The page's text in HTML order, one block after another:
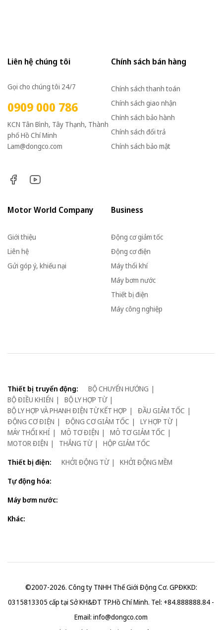
Liên hệ chúng tôi
Gọi cho chúng tôi 24/7
0909 000 786
KCN Tân Bình, Tây Thạnh, Thành
phố Hồ Chí Minh
Lam@dongco.com
Chính sách bán hàng
Chính sách thanh toán
Chính sách giao nhận
Chính sách bảo hành
Chính sách đổi trả
Chính sách bảo mật
Motor World Company
Giới thiệu
Liên hệ
Gửi góp ý, khiếu nại
Business
Động cơ giảm tốc
Động cơ điện
Máy thổi khí
Máy bơm nước
Thiết bị điện
Máy công nghiệp
Thiết bị truyển động:
BỘ CHUYỂN HƯỚNG
BỘ ĐIỀU KHIỂN
BỘ LY HỢP TỪ
BỘ LY HỢP VÀ PHANH ĐIỆN TỪ KẾT HỢP
ĐẦU GIẢM TỐC
ĐỘNG CƠ ĐIỆN
ĐỘNG CƠ GIẢM TỐC
LY HỢP TỪ
MÁY THỔI KHÍ
MÔ TƠ ĐIỆN
MÔ TƠ GIẢM TỐC
MOTOR ĐIỆN
THẮNG TỪ
HỘP GIẢM TỐC
Thiết bị điện:
KHỞI ĐỘNG TỪ
KHỞI ĐỘNG MỀM
Tự động hóa:
Máy bơm nước:
Khác:
©2007-2026. Công ty TNHH Thế Giới Động Cơ. GPĐKKD:
0315813305 cấp tại Sở KH&ĐT TP.Hồ Chí Minh. Tel: +84.888888.84 -
Email: info@dongco.com